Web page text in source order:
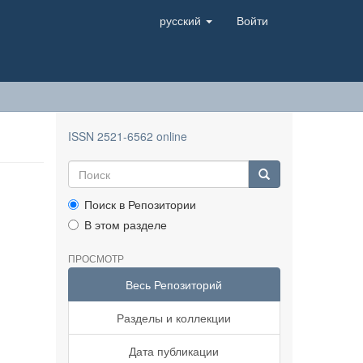
русский Войти
ISSN 2521-6562 online
Поиск в Репозитории
В этом разделе
ПРОСМОТР
Весь Репозиторий
Разделы и коллекции
Дата публикации